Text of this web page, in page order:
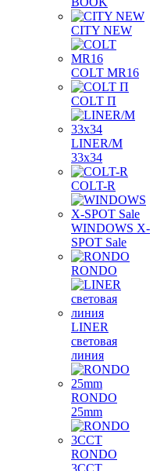
CITY NEW
COLT MR16
COLT П
LINER/М
33х34
COLT-R
WINDOWS X-
SPOT Sale
RONDO
LINER
световая
линия
RONDO
25mm
RONDO
3CCT